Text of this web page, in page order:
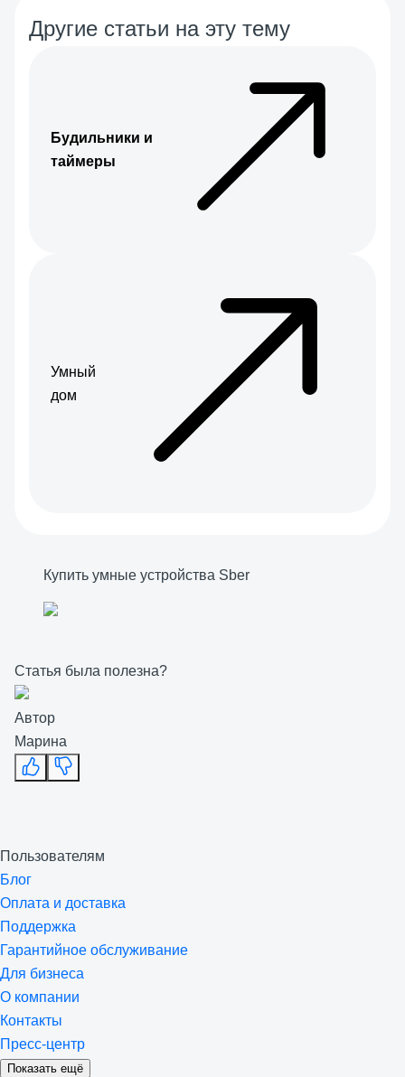
Другие статьи на эту тему
Будильники и
таймеры
Умный
дом
Купить умные устройства Sber
Статья была полезна?
Автор
Марина
Пользователям
Блог
Оплата и доставка
Поддержка
Гарантийное обслуживание
Для бизнеса
О компании
Контакты
Пресс-центр
Показать ещё